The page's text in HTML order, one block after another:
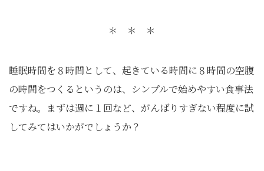
＊ ＊ ＊
睡眠時間を８時間として、起きている時間に８時間の空腹
の時間をつくるというのは、シンプルで始めやすい食事法
ですね。まずは週に１回など、がんばりすぎない程度に試
してみてはいかがでしょうか？